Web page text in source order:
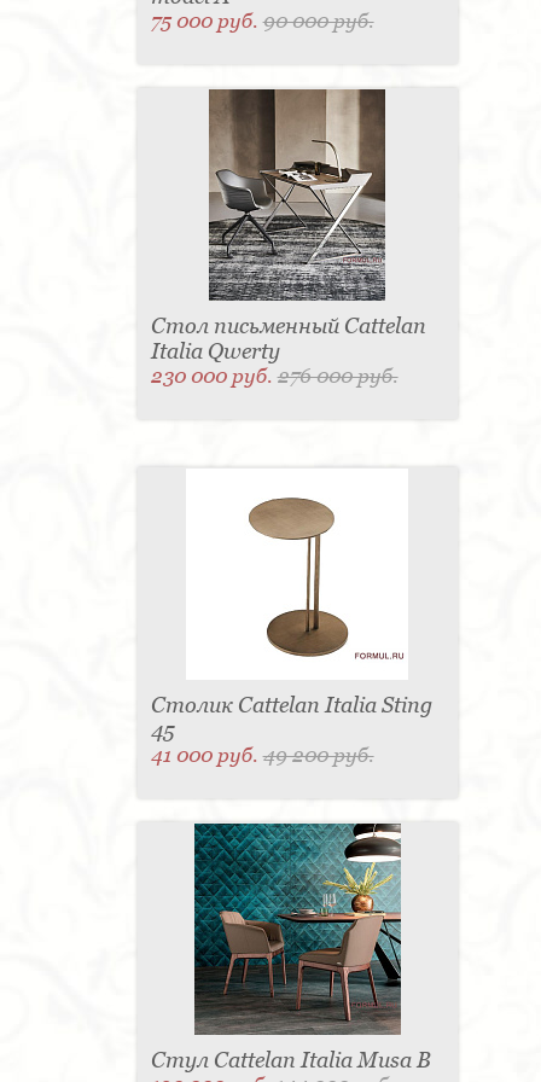
75 000 руб.90 000 руб.
Стол письменный Cattelan
Italia Qwerty
230 000 руб.276 000 руб.
Столик Cattelan Italia Sting
45
41 000 руб.49 200 руб.
Стул Cattelan Italia Musa B